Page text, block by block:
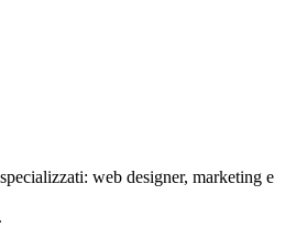
web designer, marketing e